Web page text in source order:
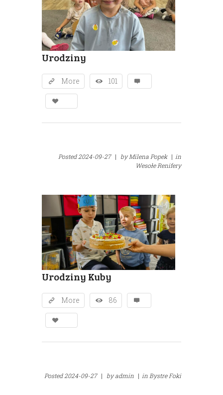
Urodziny
More 101
Posted2024-09-27 | byMilena Popek | in
Wesołe Renifery
Urodziny Kuby
More 86
Posted2024-09-27 | byadmin | in Bystre Foki